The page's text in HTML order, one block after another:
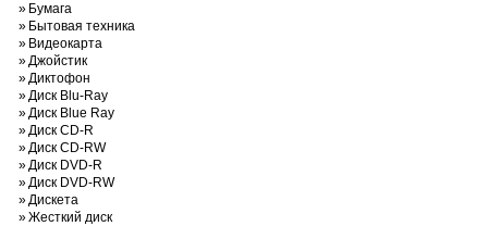
» Бумага
» Бытовая техника
» Видеокарта
»Джойстик
»Диктофон
»Диск Blu-Ray
»Диск Blue Ray
»Диск CD-R
»Диск CD-RW
»Диск DVD-R
»Диск DVD-RW
»Дискета
»Жесткий диск